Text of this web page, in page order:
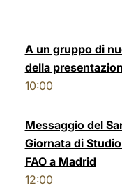
A un gruppo di
della
10:00
Messaggio del
Giornata di
FAO a Madrid
12:00